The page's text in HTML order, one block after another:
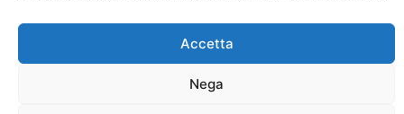
Accetta
Nega